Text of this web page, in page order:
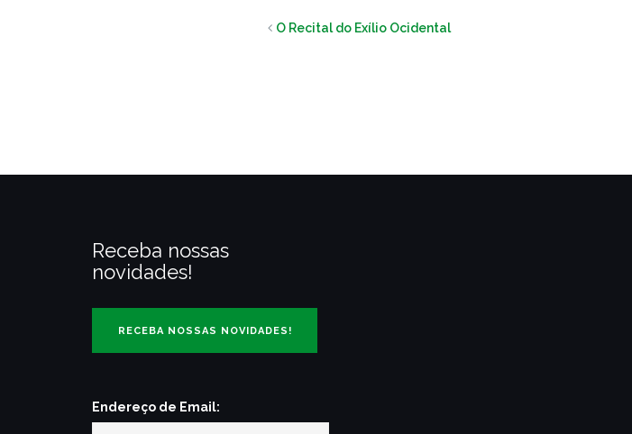
O Recital do Exílio Ocidental
Receba nossas
novidades!
Endereço de Email: